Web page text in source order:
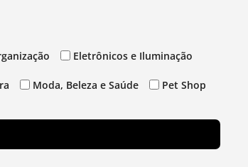
Eletrônicos e Iluminação
Moda, Beleza e Saúde Pet Shop